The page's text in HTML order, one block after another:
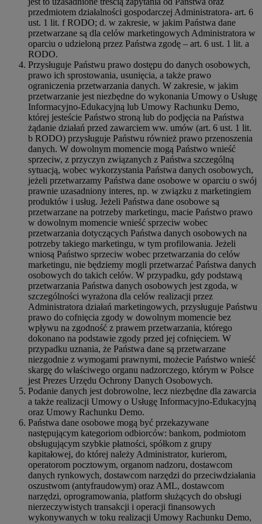
przedmiotem działalności gospodarczej Administratora- art. 6
ust. 1 lit. f RODO; d. w zakresie, w jakim Państwa dane
przetwarzane są dla celów marketingowych Administratora w
oparciu o udzieloną przez Państwa zgodę – art. 6 ust. 1 lit. a
RODO.
Przysługuje Państwu prawo dostępu do danych osobowych,
prawo ich sprostowania, usunięcia, a także prawo
ograniczenia przetwarzania danych. W zakresie, w jakim
przetwarzanie jest niezbędne do wykonania Umowy o Usługę
Informacyjno-Edukacyjną lub Umowy Rachunku Demo,
której jesteście Państwo stroną lub do podjęcia na Państwa
żądanie działań przed zawarciem ww. umów (art. 6 ust. 1 lit.
b RODO) przysługuje Państwu również prawo przenoszenia
danych. W dowolnym momencie mogą Państwo wnieść
sprzeciw, z przyczyn związanych z Państwa szczególną
sytuacją, wobec wykorzystania Państwa danych osobowych,
jeżeli przetwarzamy Państwa dane osobowe w oparciu o swój
prawnie uzasadniony interes, np. w związku z marketingiem
produktów i usług. Jeżeli Państwa dane osobowe są
przetwarzane na potrzeby marketingu, macie Państwo prawo
w dowolnym momencie wnieść sprzeciw wobec
przetwarzania dotyczących Państwa danych osobowych na
potrzeby takiego marketingu, w tym profilowania. Jeżeli
wniosą Państwo sprzeciw wobec przetwarzania do celów
marketingu, nie będziemy mogli przetwarzać Państwa danych
osobowych do takich celów. W przypadku, gdy podstawą
przetwarzania Państwa danych osobowych jest zgoda, w
szczególności wyrażona dla celów realizacji przez
Administratora działań marketingowych, przysługuje Państwu
prawo do cofnięcia zgody w dowolnym momencie bez
wpływu na zgodność z prawem przetwarzania, którego
dokonano na podstawie zgody przed jej cofnięciem. W
przypadku uznania, że Państwa dane są przetwarzane
niezgodnie z wymogami prawnymi, możecie Państwo wnieść
skargę do właściwego organu nadzorczego, którym w Polsce
jest Prezes Urzędu Ochrony Danych Osobowych.
Podanie danych jest dobrowolne, lecz niezbędne dla zawarcia
a także realizacji Umowy o Usługę Informacyjno-Edukacyjną
oraz Umowy Rachunku Demo.
Państwa dane osobowe mogą być przekazywane
następującym kategoriom odbiorców: bankom, podmiotom
obsługującym szybkie płatności, spółkom z grupy
kapitałowej, do której należy Administrator, kurierom,
operatorom pocztowym, organom nadzoru, dostawcom
danych rynkowych, dostawcom narzędzi do przeciwdziałania
oszustwom (antyfraudowym) oraz AML, dostawcom
narzędzi, oprogramowania, platform służących do obsługi
nierzeczywistych transakcji i operacji finansowych
wykonywanych w toku realizacji Umowy Rachunku Demo,